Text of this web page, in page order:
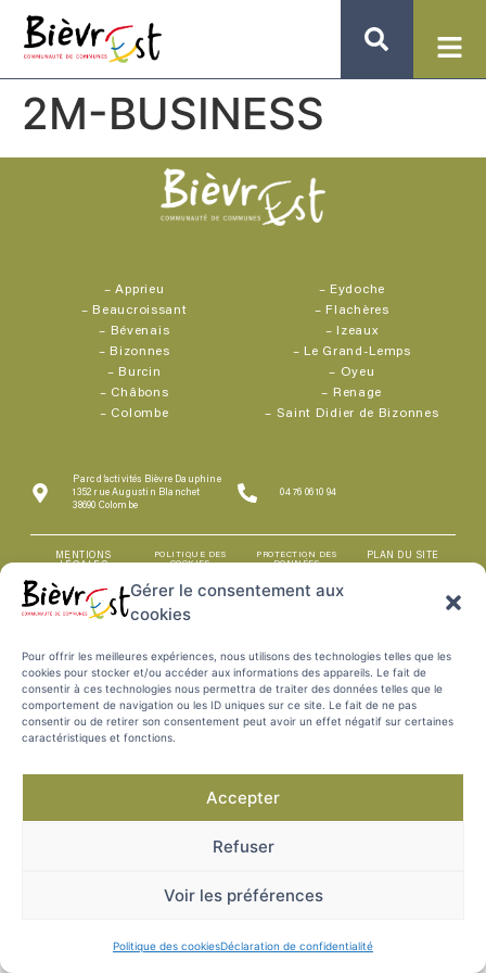
Gérer le consentement aux
cookies
Pour offrir les meilleures expériences, nous utilisons des technologies telles que les
cookies pour stocker et/ou accéder aux informations des appareils. Le fait de
consentir à ces technologies nous permettra de traiter des données telles que le
comportement de navigation ou les ID uniques sur ce site. Le fait de ne pas
consentir ou de retirer son consentement peut avoir un effet négatif sur certaines
caractéristiques et fonctions.
Accepter
Refuser
Voir les préférences
Politique des cookiesDéclaration de confidentialité
2M-BUSINESS
–Apprieu
– Beaucroissant
– Bévenais
– Bizonnes
– Burcin
– Châbons
– Colombe
– Eydoche
– Flachères
–
Izeaux
– Le Grand-Lemps
– Oyeu
– Renage
– Saint Didier de Bizonnes
Parc d’activités Bièvre Dauphine
1352 rue Augustin Blanchet
38690 Colombe
04 76 06 10 94
MENTIONS
LÉGALES
POLITIQUE DES
COOKIES
PROTECTION DES
DONNÉES
PLAN DU SITE